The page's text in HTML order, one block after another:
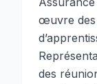
œuvre des
des